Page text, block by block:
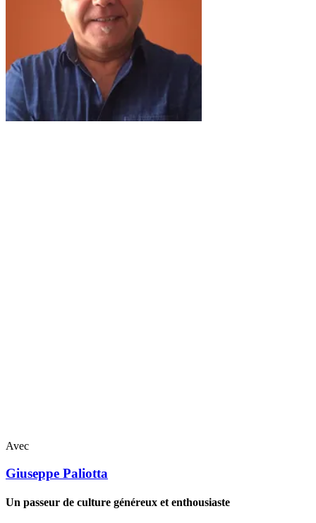
Avec
Giuseppe Paliotta
Un passeur de culture généreux et enthousiaste